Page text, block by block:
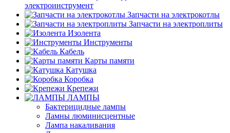
электроинструмент
Запчасти на электрокотлы
Запчасти на электроплиты
Изолента
Инструменты
Кабель
Карты памяти
Катушка
Коробка
Крепежи
ЛАМПЫ
Бактерицидные лампы
Ламны люминисцентные
Лампа накаливания